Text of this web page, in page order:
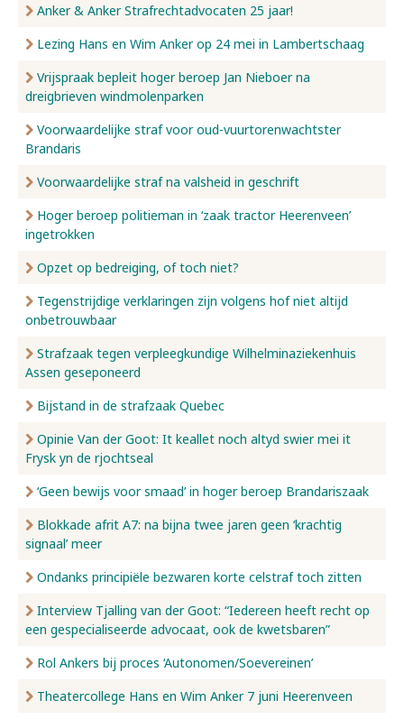
Anker & Anker Strafrechtadvocaten 25 jaar!
Lezing Hans en Wim Anker op 24 mei in Lambertschaag
Vrijspraak bepleit hoger beroep Jan Nieboer na
dreigbrieven windmolenparken
Voorwaardelijke straf voor oud-vuurtorenwachtster
Brandaris
Voorwaardelijke straf na valsheid in geschrift
Hoger beroep politieman in ‘zaak tractor Heerenveen’
ingetrokken
Opzet op bedreiging, of toch niet?
Tegenstrijdige verklaringen zijn volgens hof niet altijd
onbetrouwbaar
Strafzaak tegen verpleegkundige Wilhelminaziekenhuis
Assen geseponeerd
Bijstand in de strafzaak Quebec
Opinie Van der Goot: It keallet noch altyd swier mei it
Frysk yn de rjochtseal
‘Geen bewijs voor smaad’ in hoger beroep Brandariszaak
Blokkade afrit A7: na bijna twee jaren geen ‘krachtig
signaal’ meer
Ondanks principiële bezwaren korte celstraf toch zitten
Interview Tjalling van der Goot: “Iedereen heeft recht op
een gespecialiseerde advocaat, ook de kwetsbaren”
Rol Ankers bij proces ‘Autonomen/Soevereinen’
Theatercollege Hans en Wim Anker 7 juni Heerenveen